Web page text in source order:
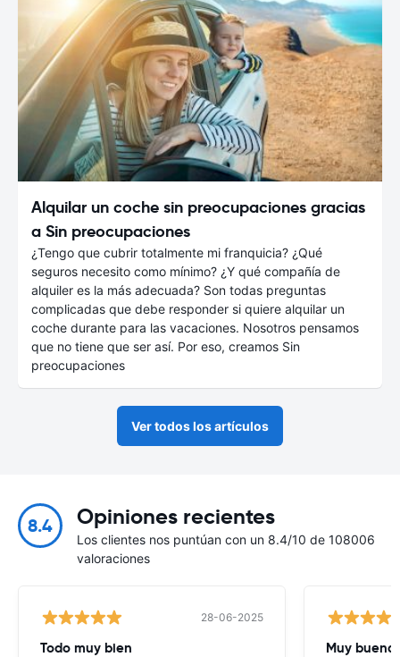
Alquilar un coche sin preocupaciones gracias
a Sin preocupaciones
¿Tengo que cubrir totalmente mi franquicia? ¿Qué
seguros necesito como mínimo? ¿Y qué compañía de
alquiler es la más adecuada? Son todas preguntas
complicadas que debe responder si quiere alquilar un
coche durante para las vacaciones. Nosotros pensamos
que no tiene que ser así. Por eso, creamos Sin
preocupaciones
Ver todos los artículos
8.4 Opiniones recientes
Los clientes nos puntúan con un 8.4/10 de 108006
valoraciones
28-06-2025
Todo muy bien Muy buena